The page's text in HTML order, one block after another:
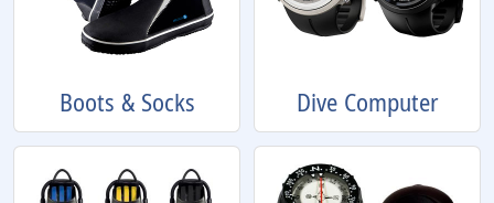
Boots & Socks Dive Computer